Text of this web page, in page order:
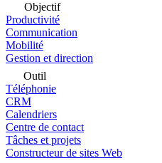
Objectif
Productivité
Communication
Mobilité
Gestion et direction
Outil
Téléphonie
CRM
Calendriers
Centre de contact
Tâches et projets
Constructeur de sites Web